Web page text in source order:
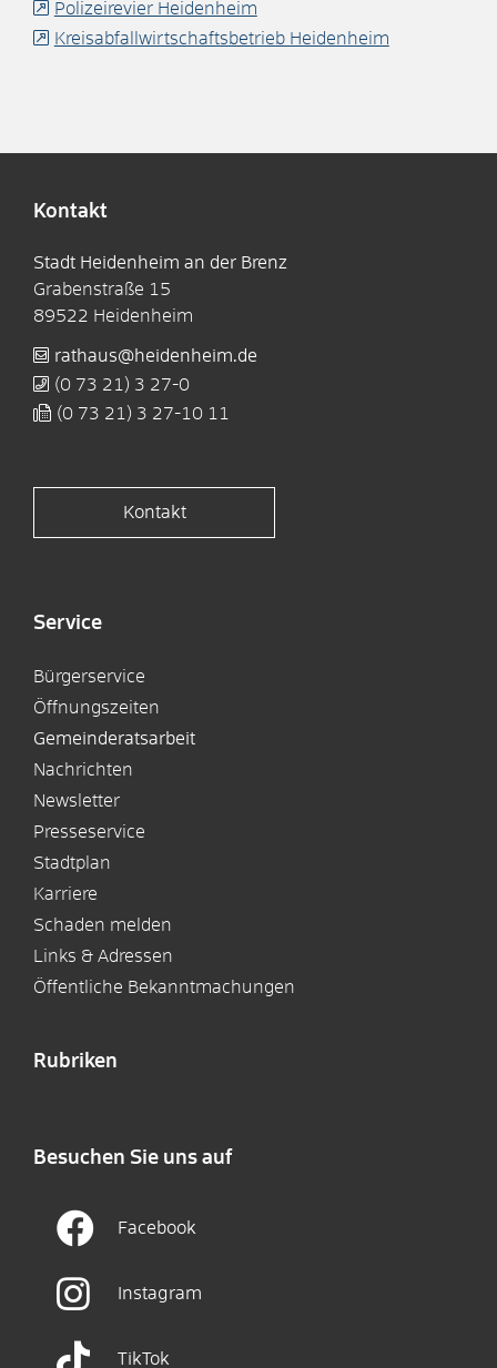
Polizeirevier Heidenheim
Kreisabfallwirtschaftsbetrieb Heidenheim
Kontakt
Stadt Heidenheim an der Brenz
Grabenstraße 15
89522 Heidenheim
rathaus@heidenheim.de
(0 73 21) 3 27-0
(0 73 21) 3 27-10 11
Kontakt
Service
Bürgerservice
Öffnungszeiten
Gemeinderatsarbeit
Nachrichten
Newsletter
Presseservice
Stadtplan
Karriere
Schaden melden
Links & Adressen
Öffentliche Bekanntmachungen
Rubriken
Besuchen Sie uns auf
Facebook
Instagram
TikTok